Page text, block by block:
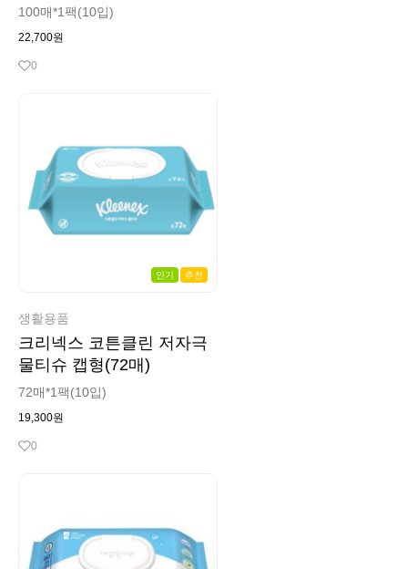
100매*1팩(10입)
22,700원
0
추천
인기
생활용품
크리넥스 코튼클린 저자극
물티슈 캡형(72매)
72매*1팩(10입)
19,300원
0